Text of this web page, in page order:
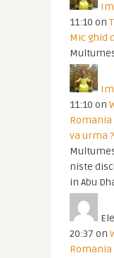
11:10 on
Mic ghid
11:10 on
Romania
va urma ?
niste
in Abu
20:37 on
Romania